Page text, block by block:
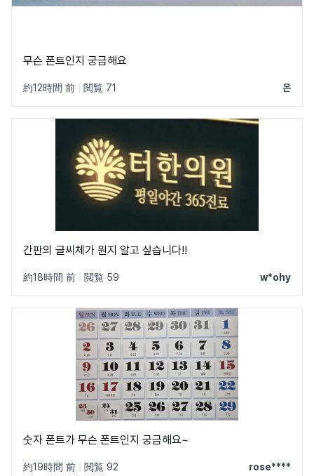
무슨 폰트인지 궁금해요
約12時間 前 閲覧 71 온
간판의 글씨체가 뭔지 알고 싶습니다!!
約18時間 前 閲覧 59 w*ohy
숫자 폰트가 무슨 폰트인지 궁금해요~
約19時間 前 閲覧 92 rose****